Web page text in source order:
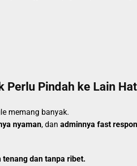
Perlu Pindah ke Lain
memang banyak.
nyaman, dan adminnya fast respon
dan tanpa ribet.